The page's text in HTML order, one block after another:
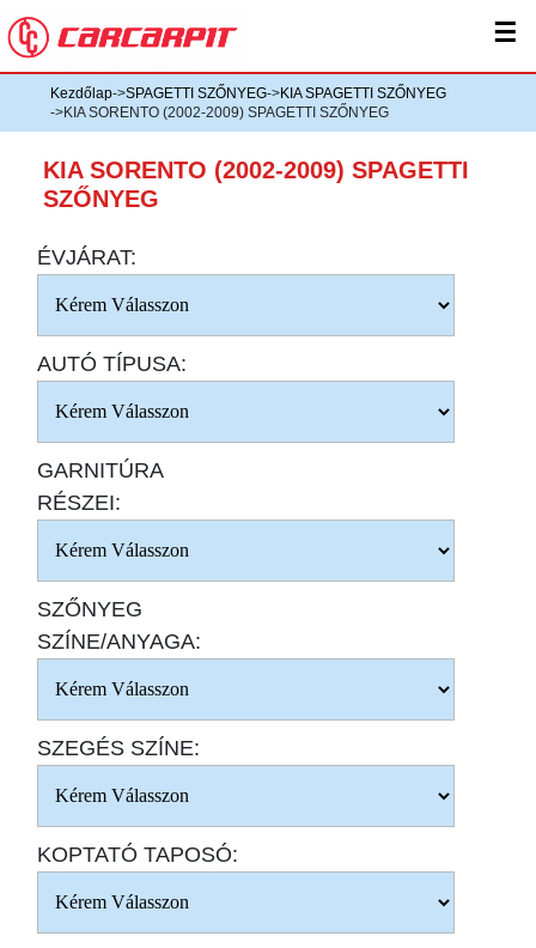
☰
Kezdőlap->SPAGETTI SZŐNYEG->KIA SPAGETTI SZŐNYEG
->KIA SORENTO (2002-2009) SPAGETTI SZŐNYEG
KIA SORENTO (2002-2009) SPAGETTI
SZŐNYEG
ÉVJÁRAT:
AUTÓ TÍPUSA:
GARNITÚRA
RÉSZEI:
SZŐNYEG
SZÍNE/ANYAGA:
SZEGÉS SZÍNE:
KOPTATÓ TAPOSÓ: